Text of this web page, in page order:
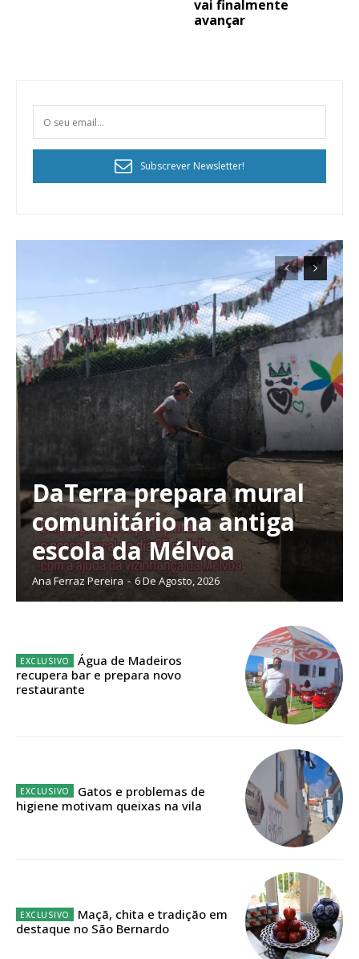
Planos de Assinatura
Faça-se assinante do Região de Cister e ajude-nos a manter este serviço
público!
Sendo assinante terá acesso a todos os conteúdos exclusivos e versões
12 meses
vai finalmente
avançar
Subscrever Newsletter!
DaTerra prepara mural
comunitário na antiga
escola da Mélvoa
Ana Ferraz Pereira - 6 De Agosto, 2026
Água de Madeiros
recupera bar e prepara novo
restaurante
Gatos e problemas de
higiene motivam queixas na vila
Maçã, chita e tradição em
destaque no São Bernardo